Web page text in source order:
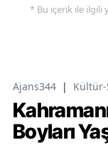
* Bu içerik ile ilgili
Ajans344 |
Boyları